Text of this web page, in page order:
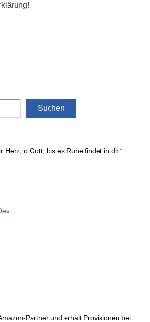
Suchen
Herz, o Gott, bis es Ruhe findet in dir.“
Partner und erhält Provisionen bei